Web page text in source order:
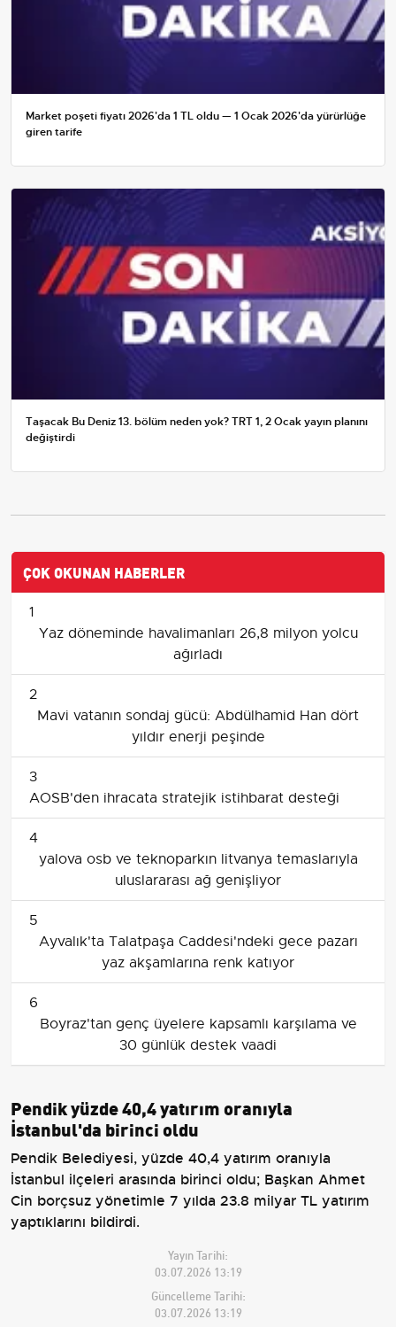
Market poşeti fiyatı 2026'da 1 TL oldu — 1 Ocak 2026'da yürürlüğe
giren tarife
Taşacak Bu Deniz 13. bölüm neden yok? TRT 1, 2 Ocak yayın planını
değiştirdi
ÇOK OKUNAN HABERLER
1
Yaz döneminde havalimanları 26,8 milyon yolcu
ağırladı
2
Mavi vatanın sondaj gücü: Abdülhamid Han dört
yıldır enerji peşinde
3
AOSB'den ihracata stratejik istihbarat desteği
4
yalova osb ve teknoparkın litvanya temaslarıyla
uluslararası ağ genişliyor
5
Ayvalık'ta Talatpaşa Caddesi'ndeki gece pazarı
yaz akşamlarına renk katıyor
6
Boyraz'tan genç üyelere kapsamlı karşılama ve
30 günlük destek vaadi
Pendik yüzde 40,4 yatırım oranıyla
İstanbul'da birinci oldu
Pendik Belediyesi, yüzde 40,4 yatırım oranıyla
İstanbul ilçeleri arasında birinci oldu; Başkan Ahmet
Cin borçsuz yönetimle 7 yılda 23.8 milyar TL yatırım
yaptıklarını bildirdi.
Yayın Tarihi:
03.07.2026 13:19
Güncelleme Tarihi:
03.07.2026 13:19